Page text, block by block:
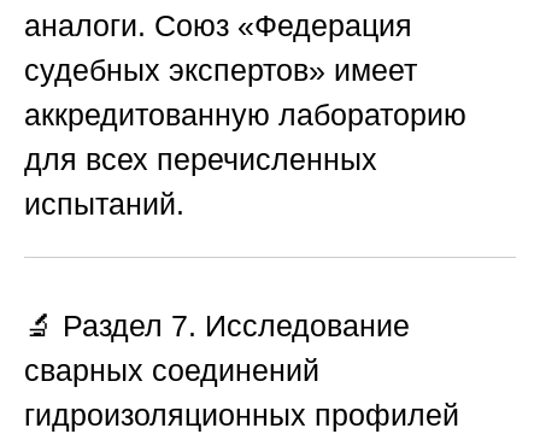
аналоги. Союз «Федерация
судебных экспертов» имеет
аккредитованную лабораторию
для всех перечисленных
испытаний.
🔬 Раздел 7. Исследование
сварных соединений
гидроизоляционных профилей